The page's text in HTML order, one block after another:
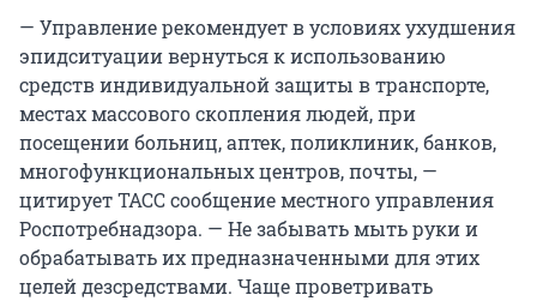
— Управление рекомендует в условиях ухудшения
эпидситуации вернуться к использованию
средств индивидуальной защиты в транспорте,
местах массового скопления людей, при
посещении больниц, аптек, поликлиник, банков,
многофункциональных центров, почты, —
цитирует ТАСС сообщение местного управления
Роспотребнадзора. — Не забывать мыть руки и
обрабатывать их предназначенными для этих
целей дезсредствами. Чаще проветривать